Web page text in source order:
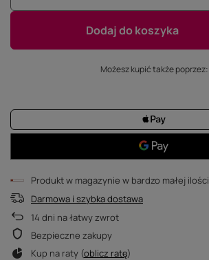
Dodaj do koszyka
Możesz kupić także poprzez:
Produkt w magazynie w bardzo małej ilości
Darmowa i szybka dostawa
14 dni na łatwy zwrot
Bezpieczne zakupy
Kup na raty (oblicz ratę)